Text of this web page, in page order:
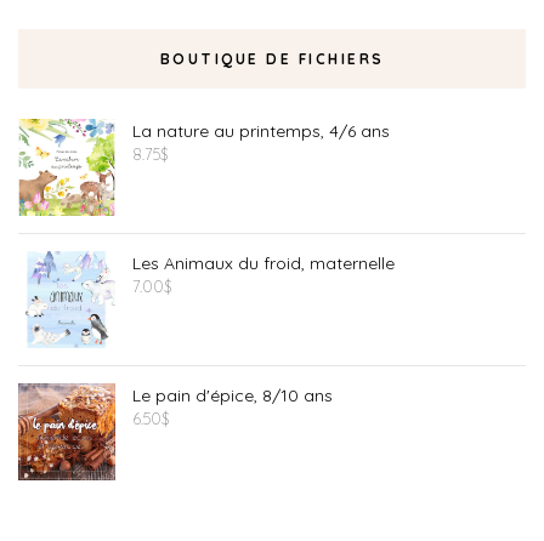
BOUTIQUE DE FICHIERS
La nature au printemps, 4/6 ans
8.75$
Les Animaux du froid, maternelle
7.00$
Le pain d'épice, 8/10 ans
6.50$